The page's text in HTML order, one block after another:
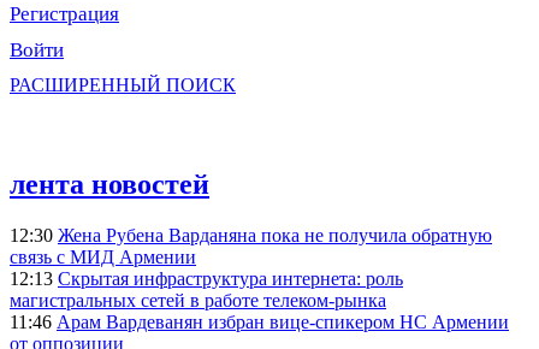
Регистрация
Войти
РАСШИРЕННЫЙ ПОИСК
лента новостей
12:30 Жена Рубена Варданяна пока не получила обратную
связь с МИД Армении
12:13 Скрытая инфраструктура интернета: роль
магистральных сетей в работе телеком-рынка
11:46 Арам Вардеванян избран вице-спикером НС Армении
от оппозиции